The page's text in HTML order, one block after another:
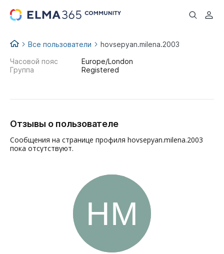
...
Все пользователи hovsepyan.milena.2003
Часовой пояс
Europe/London
Группа
Registered
Отзывы о пользователе
Сообщения на странице профиля hovsepyan.milena.2003
пока отсутствуют.